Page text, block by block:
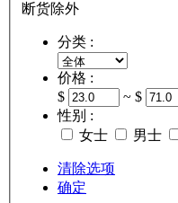
断货除外
分类 :
价格 :
$
~ $
性别 :
女士
男士
清除选项
确定